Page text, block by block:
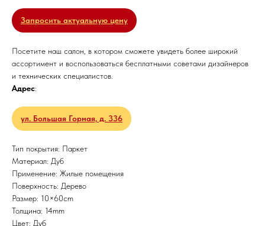
Запросить актуальную цену
Посетите наш салон, в котором сможете увидеть более широкий
ассортимент и воспользоваться бесплатными советами дизайнеров
и технических специалистов.
Адрес:
ул. Большая Горная, д. 336
Тип покрытия: Паркет
Материал: Дуб
Применение: Жилые помещения
Поверхность: Дерево
Размер: 10×60cm
Толщина: 14mm
Цвет: Дуб